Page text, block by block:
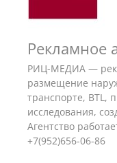
Рекламное
РИЦ-МЕДИА —
размещение
транспорте, BTL,
исследования,
Агентство
+7(952)656-06-86